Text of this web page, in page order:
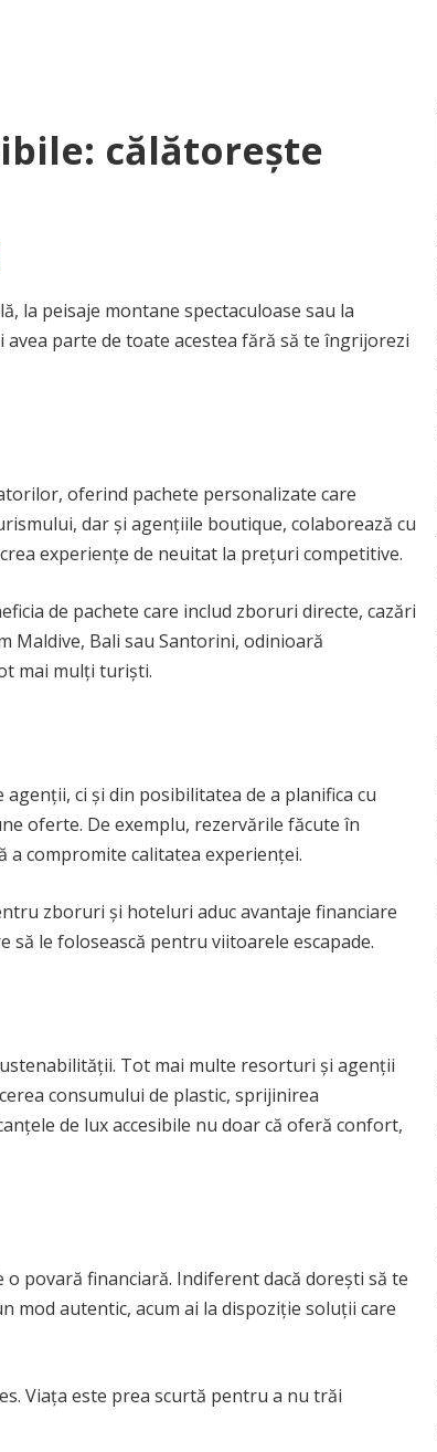
călătorește
la peisaje montane spectaculoase sau la
parte de toate acestea fără să te îngrijorezi
oferind pachete personalizate care
dar și agențiile boutique, colaborează cu
experiențe de neuitat la prețuri competitive.
de pachete care includ zboruri directe, cazări
Maldive, Bali sau Santorini, odinioară
mai mulți turiști.
ci și din posibilitatea de a planifica cu
oferte. De exemplu, rezervările făcute în
a compromite calitatea experienței.
zboruri și hoteluri aduc avantaje financiare
să le folosească pentru viitoarele escapade.
Tot mai multe resorturi și agenții
consumului de plastic, sprijinirea
de lux accesibile nu doar că oferă confort,
povară financiară. Indiferent dacă dorești să te
mod autentic, acum ai la dispoziție soluții care
Viața este prea scurtă pentru a nu trăi